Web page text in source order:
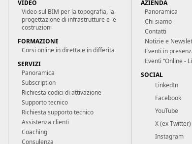
VIDEO
Video sul BIM per la topografia, la
progettazione di infrastrutture e le
costruzioni
FORMAZIONE
Corsi online in diretta e in differita
SERVIZI
Panoramica
Subscription
Richiesta codici di attivazione
Supporto tecnico
Richiesta supporto tecnico
Assistenza clienti
Coaching
Consulenza
AZIENDA
Panoramica
Chi siamo
Contatti
Notizie e
Eventi in
Eventi “Online -
SOCIAL
LinkedIn
Facebook
YouTube
X (ex Twitter)
Instagram